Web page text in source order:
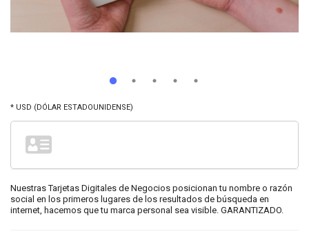
* USD (DÓLAR ESTADOUNIDENSE)
Nuestras Tarjetas Digitales de Negocios posicionan tu nombre o razón
social en los primeros lugares de los resultados de búsqueda en
internet, hacemos que tu marca personal sea visible. GARANTIZADO.